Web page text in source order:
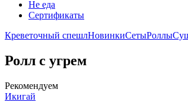
Не еда
Сертификаты
Креветочный спешлНовинкиСетыРоллы
Ролл с угрем
Рекомендуем
Икигай